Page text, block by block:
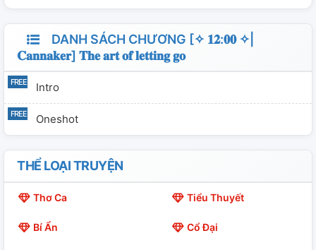
DANH SÁCH CHƯƠNG [✧ 𝟏𝟐:𝟎𝟎 ✧|
𝐂𝐚𝐧𝐧𝐚𝐤𝐞𝐫] 𝐓𝐡𝐞 𝐚𝐫𝐭 𝐨𝐟 𝐥𝐞𝐭𝐭𝐢𝐧𝐠 𝐠𝐨
Intro
Oneshot
THỂ LOẠI TRUYỆN
Thơ Ca Tiểu Thuyết
Bí Ẩn Cổ Đại